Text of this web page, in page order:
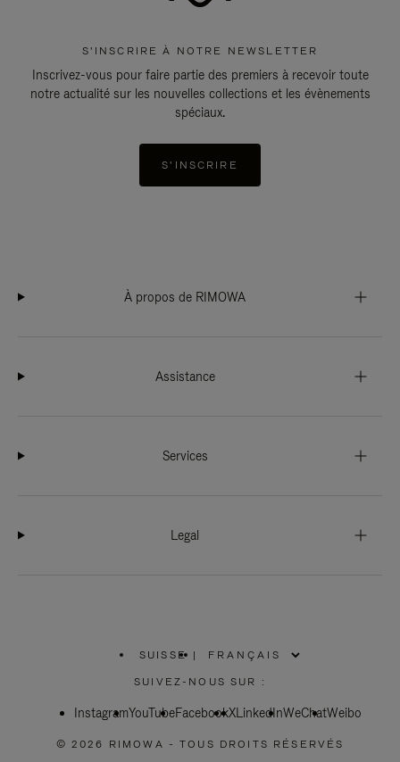
S'INSCRIRE À NOTRE NEWSLETTER
Inscrivez-vous pour faire partie des premiers à recevoir toute
notre actualité sur les nouvelles collections et les évènements
spéciaux.
S'INSCRIRE
À propos de RIMOWA
Assistance
Services
Legal
SUISSE
SÉLECTIONNEZ
VOTRE
|
SUIVEZ-NOUS SUR :
InstagramYouTubeFacebookXLinkedInWeChatWeibo
© 2026 RIMOWA - TOUS DROITS RÉSERVÉS